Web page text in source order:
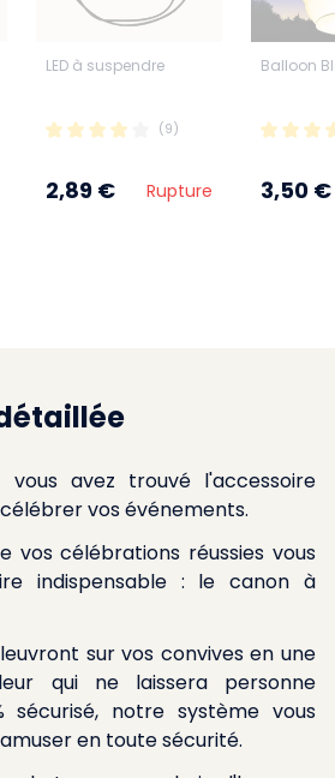
LED à suspendre
(9)
2,89 € Rupture
Balloon
3,50 €
vous avez trouvé l'accessoire
vos événements.
vos célébrations réussies vous
indispensable : le canon à
sur vos convives en une
qui ne laissera personne
sécurisé, notre système vous
en toute sécurité.